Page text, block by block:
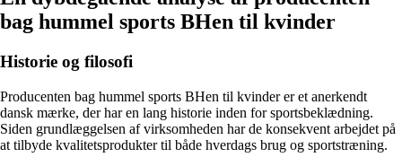
bag hummel sports BHen til kvinder
Historie og filosofi
Producenten bag hummel sports BHen til kvinder er et anerkendt
dansk mærke, der har en lang historie inden for sportsbeklædning.
Siden grundlæggelsen af virksomheden har de konsekvent arbejdet på
at tilbyde kvalitetsprodukter til både hverdags brug og sportstræning.